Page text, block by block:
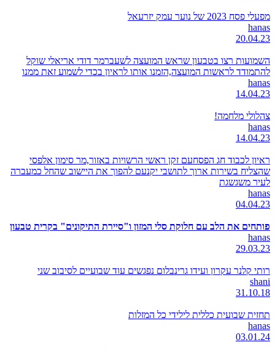
מפעלי פסח 2023 של נוער עמק יזרעאל
hanas
20.04.23
השמועות רצו בטבעון שראש המועצה לשעברמר דודי אריאלי שוקל
להתמודד לראשות המועצה,הזמנו אותו לראיון בכדי לשמוע זאת ממנו
hanas
14.04.23
צהלולי מלחמה!
hanas
14.04.23
ראיון לכבוד חג הפסחעם זקן ראשי הרשויות באזור,מר סימון אלפסי
שהצליח בשירות ארוך לתושבי יקנעם להפוך את היישוב שהחל כמעברה
לעיר משגשגת
hanas
04.04.23
פותחים את הלב עם חלוקת סלי המזון ו"סיירת התיקונים" בקרית טבעון
hanas
29.03.23
רותי קלנר עקרון ועידו גרינבלום נפגשים עוד שבועיים לסיבוב שני
shani
31.10.18
תחזית שבועית כללית לילידי כל המזלות
hanas
03.01.24